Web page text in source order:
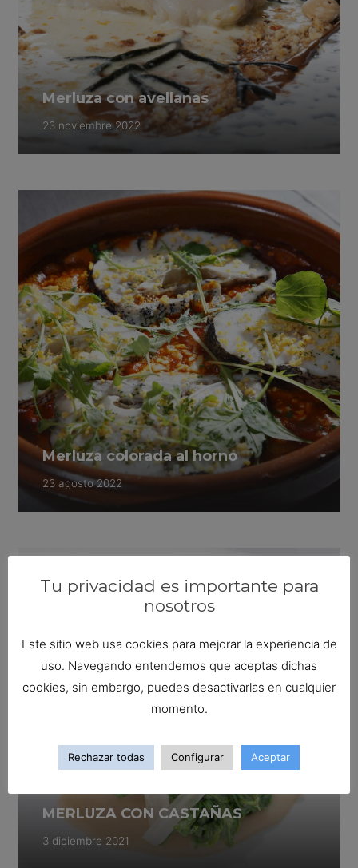
Merluza con avellanas
23 noviembre 2022
Merluza colorada al horno
23 agosto 2022
MERLUZA CON CASTAÑAS
3 diciembre 2021
Tu privacidad es importante para
nosotros
Este sitio web usa cookies para mejorar la experiencia de
uso. Navegando entendemos que aceptas dichas
cookies, sin embargo, puedes desactivarlas en cualquier
momento.
Rechazar todas Configurar Aceptar